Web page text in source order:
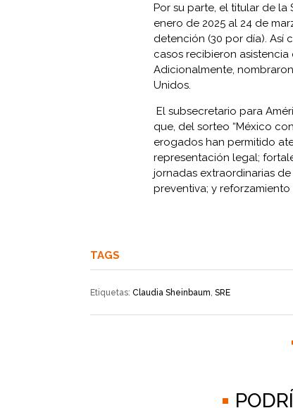
Por su parte, el titular de la
enero de 2025 al 24 de
detención (30 por día). Así
casos recibieron
Adicionalmente,
Unidos.
El subsecretario para
que, del sorteo “México
erogados han permitido
representación legal;
jornadas extraordinarias
preventiva; y
TAGS
Etiquetas: Claudia Sheinbaum, SRE